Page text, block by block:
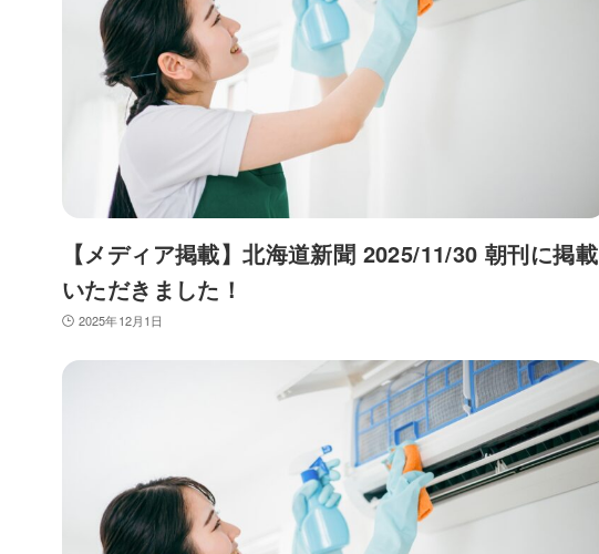
【メディア掲載】北海道新聞 2025/11/30 朝刊に掲載
いただきました！
2025年12月1日